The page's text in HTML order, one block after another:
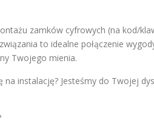
zamków cyfrowych (na kod/
to idealne połączenie
Twojego mienia.
na instalację? Jesteśmy do Twojej